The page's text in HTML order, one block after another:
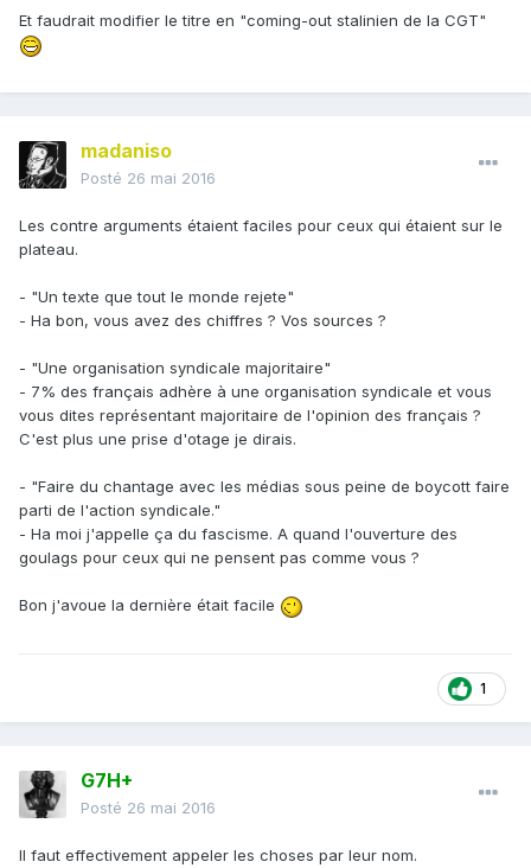
Et faudrait modifier le titre en "coming-out stalinien de la CGT"
madaniso
Posté 26 mai 2016
Les contre arguments étaient faciles pour ceux qui étaient sur le
plateau.
- "Un texte que tout le monde rejete"
- Ha bon, vous avez des chiffres ? Vos sources ?
- "Une organisation syndicale majoritaire"
- 7% des français adhère à une organisation syndicale et vous
vous dites représentant majoritaire de l'opinion des français ?
C'est plus une prise d'otage je dirais.
- "Faire du chantage avec les médias sous peine de boycott faire
parti de l'action syndicale."
- Ha moi j'appelle ça du fascisme. A quand l'ouverture des
goulags pour ceux qui ne pensent pas comme vous ?
Bon j'avoue la dernière était facile
1
G7H+
Posté 26 mai 2016
Il faut effectivement appeler les choses par leur nom.